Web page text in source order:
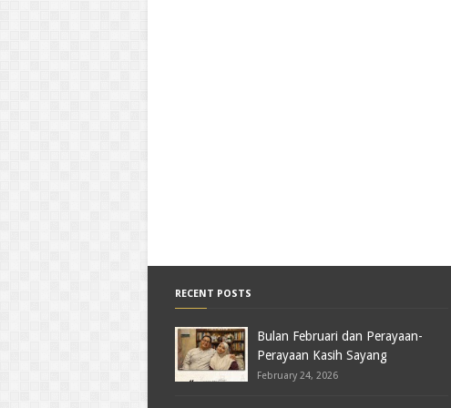
RECENT POSTS
Bulan Februari dan Perayaan-
Perayaan Kasih Sayang
February 24, 2026